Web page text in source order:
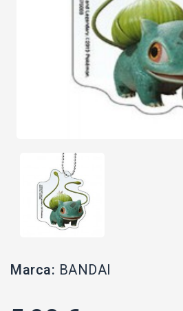
Marca: BANDAI